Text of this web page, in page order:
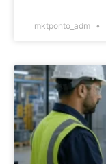
mktponto_adm